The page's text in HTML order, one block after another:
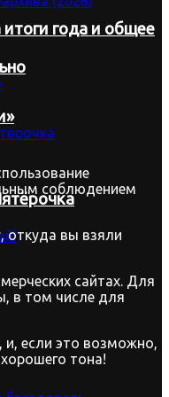
года и общее
соблюдением
откуда вы взяли
сайтах. Для
в том числе для
и, если это возможно,
тона!